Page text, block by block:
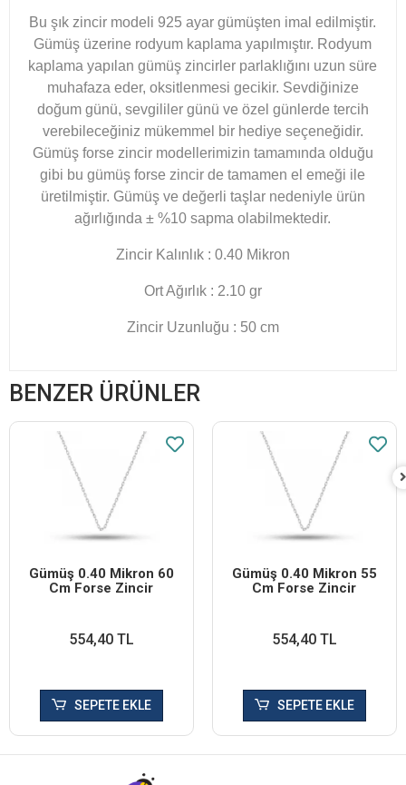
Bu şık zincir modeli 925 ayar gümüşten imal edilmiştir.
Gümüş üzerine rodyum kaplama yapılmıştır. Rodyum
kaplama yapılan gümüş zincirler parlaklığını uzun süre
muhafaza eder, oksitlenmesi gecikir. Sevdiğinize
doğum günü, sevgililer günü ve özel günlerde tercih
verebileceğiniz mükemmel bir hediye seçeneğidir.
Gümüş forse zincir modellerimizin tamamında olduğu
gibi bu gümüş forse zincir de tamamen el emeği ile
üretilmiştir. Gümüş ve değerli taşlar nedeniyle ürün
ağırlığında ± %10 sapma olabilmektedir.
Zincir Kalınlık : 0.40 Mikron
Ort Ağırlık : 2.10 gr
Zincir Uzunluğu : 50 cm
BENZER ÜRÜNLER
Gümüş 0.40 Mikron 60
Cm Forse Zincir
554,40 TL
SEPETE EKLE
Gümüş 0.40 Mikron 55
Cm Forse Zincir
554,40 TL
SEPETE EKLE